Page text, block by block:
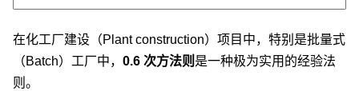
在化工厂建设（Plant construction）项目中，特别是批量式
（Batch）工厂中， 0.6 次方法则 是一种极为实用的经验法
则。